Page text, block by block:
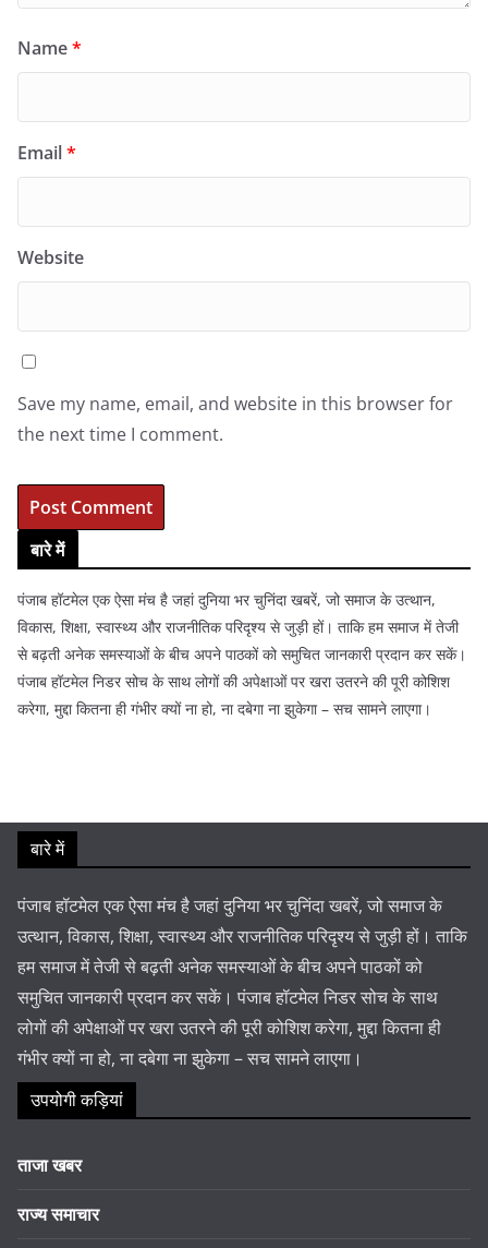
Name*
Email*
Website
Save my name, email, and website in this browser for
the next time I comment.
बारे में
पंजाब हॉटमेल एक ऐसा मंच है जहां दुनिया भर चुनिंदा खबरें, जो समाज के उत्थान,
विकास, शिक्षा, स्वास्थ्य और राजनीतिक परिदृश्य से जुड़ी हों। ताकि हम समाज में तेजी
से बढ़ती अनेक समस्याओं के बीच अपने पाठकों को समुचित जानकारी प्रदान कर सकें।
पंजाब हॉटमेल निडर सोच के साथ लोगों की अपेक्षाओं पर खरा उतरने की पूरी कोशिश
करेगा, मुद्दा कितना ही गंभीर क्यों ना हो, ना दबेगा ना झुकेगा – सच सामने लाएगा।
बारे में
पंजाब हॉटमेल एक ऐसा मंच है जहां दुनिया भर चुनिंदा खबरें, जो समाज के
उत्थान, विकास, शिक्षा, स्वास्थ्य और राजनीतिक परिदृश्य से जुड़ी हों। ताकि
हम समाज में तेजी से बढ़ती अनेक समस्याओं के बीच अपने पाठकों को
समुचित जानकारी प्रदान कर सकें। पंजाब हॉटमेल निडर सोच के साथ
लोगों की अपेक्षाओं पर खरा उतरने की पूरी कोशिश करेगा, मुद्दा कितना ही
गंभीर क्यों ना हो, ना दबेगा ना झुकेगा – सच सामने लाएगा।
उपयोगी कड़ियां
ताजा खबर
राज्य समाचार